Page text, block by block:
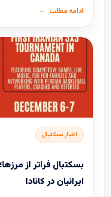
ادامه مطلب
اخبار بسکتبال
ایرانیان در کانادا